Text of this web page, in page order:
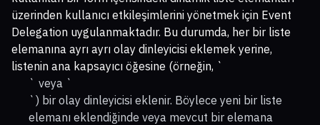
üzerinden kullanıcı etkileşimlerini yönetmek için Event
Delegation uygulanmaktadır. Bu durumda, her bir liste
elemanına ayrı ayrı olay dinleyicisi eklemek yerine,
listenin ana kapsayıcı öğesine (örneğin, `
` veya `
`) bir olay dinleyicisi eklenir. Böylece yeni bir liste
elemanı eklendiğinde veya mevcut bir elemana